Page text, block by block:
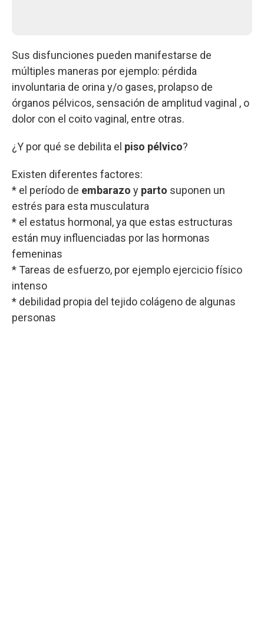
Sus disfunciones pueden manifestarse de
múltiples maneras por ejemplo: pérdida
involuntaria de orina y/o gases, prolapso de
órganos pélvicos, sensación de amplitud vaginal , o
dolor con el coito vaginal, entre otras.
¿Y por qué se debilita el piso pélvico?
Existen diferentes factores:
* el período de embarazo y parto suponen un
estrés para esta musculatura
* el estatus hormonal, ya que estas estructuras
están muy influenciadas por las hormonas
femeninas
* Tareas de esfuerzo, por ejemplo ejercicio físico
intenso
* debilidad propia del tejido colágeno de algunas
personas